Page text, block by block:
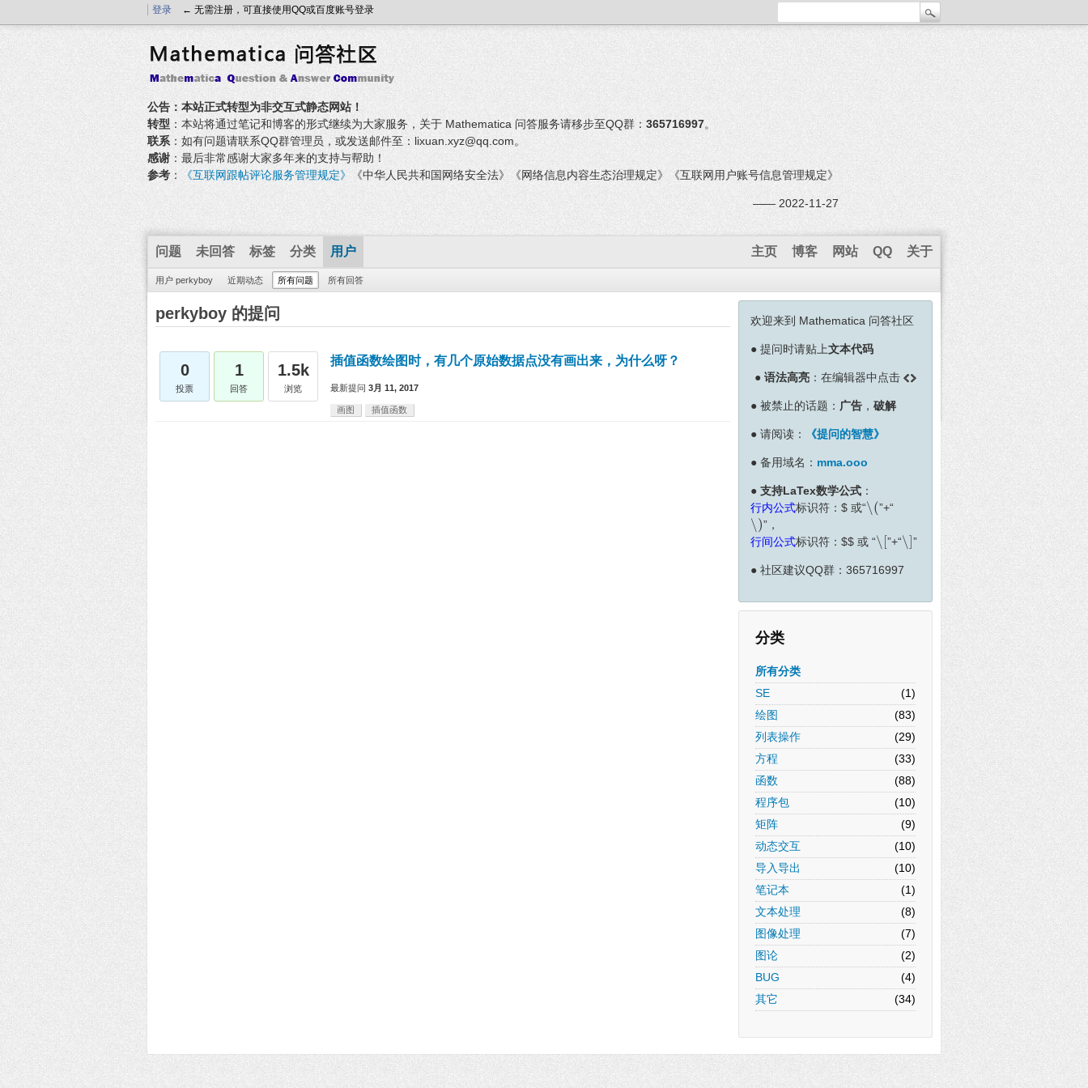
登录 ← 无需注册，可直接使用QQ或百度账号登录
公告：本站正式转型为非交互式静态网站！
转型 ：本站将通过笔记和博客的形式继续为大家服务，关于 Mathematica 问答服务请移步至QQ群： 365716997。
联系 ：如有问题请联系QQ群管理员，或发送邮件至：lixuan.xyz@qq.com。
感谢 ：最后非常感谢大家多年来的支持与帮助！
参考 ： 《互联网跟帖评论服务管理规定》 《中华人民共和国网络安全法》《网络信息内容生态治理规定》《互联网用户账号信息管理规定》
—— 2022-11-27
问题 未回答 标签 分类 用户 关于
QQ
网站
博客
主页
用户 perkyboy 近期动态 所有问题 所有回答
欢迎来到 Mathematica 问答社区
● 提问时请贴上文本代码
● 语法高亮 ：在编辑器中点击
● 被禁止的话题： 广告 ， 破解
● 请阅读： 《提问的智慧》
● 备用域名： mma.ooo
● 支持LaTex数学公式 ：
行内公式标识符： $ 或“∖(
∖ ( ”+“
∖)
∖ ) ”，
行间公式标识符： $$ 或 “∖
∖ ”+“∖
∖ ”
● 社区建议QQ群：365716997
分类
所有分类
SE
(1)
绘图
(83)
列表操作
(29)
方程
(33)
函数
(88)
程序包
(10)
矩阵
(9)
动态交互
(10)
导入导出
(10)
笔记本
(1)
文本处理
(8)
图像处理
(7)
图论
(2)
BUG
(4)
其它
(34)
perkyboy 的提问
0
投票
1
回答
1.5k
浏览
插值函数绘图时，有几个原始数据点没有画出来，为什么呀？
最新提问 3月 11, 2017
画图 插值函数